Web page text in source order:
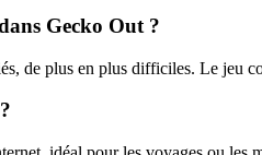
Gecko Out ?
de plus en plus difficiles. Le jeu